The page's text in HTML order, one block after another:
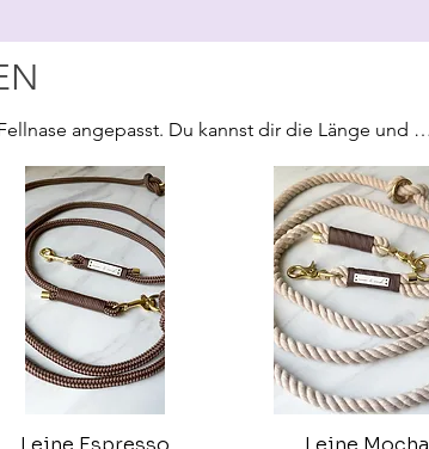
angepasst. Du kannst dir die Länge und
eingeben.
Pinscher, Dackel)